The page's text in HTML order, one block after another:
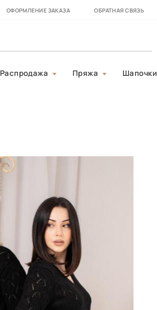
ОФОРМЛЕНИЕ ЗАКАЗА ОБРАТНАЯ СВЯЗЬ
Распродажа Пряжа Шапочки